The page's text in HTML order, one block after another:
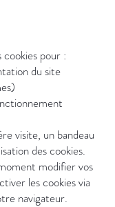
pour :
du site
visite, un bandeau
des cookies.
modifier vos
les cookies via
navigateur.